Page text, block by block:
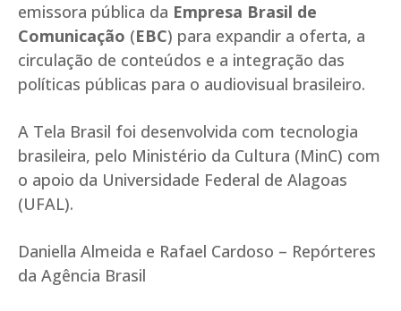
emissora pública da Empresa Brasil de
Comunicação (EBC) para expandir a oferta, a
circulação de conteúdos e a integração das
políticas públicas para o audiovisual brasileiro.
A Tela Brasil foi desenvolvida com tecnologia
brasileira, pelo Ministério da Cultura (MinC) com
o apoio da Universidade Federal de Alagoas
(UFAL).
Daniella Almeida e Rafael Cardoso – Repórteres
da Agência Brasil